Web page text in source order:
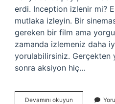
erdi. Inception izlenir mi?
mutlaka izleyin. Bir
gereken bir film ama
zamanda izlemeniz daha
yorulabilirsiniz. Gerçekten
sonra aksiyon hiç…
Devamını okuyun Baslangic